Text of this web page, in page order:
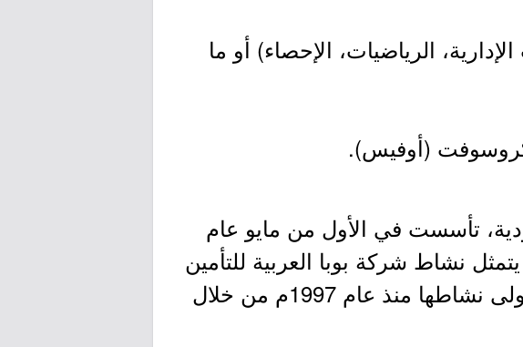
الرياضيات، الإحصاء) أو ما
تأسست في الأول من مايو عام
نشاط شركة بوبا العربية للتأمين
التعاوني في تقديم كافة خدمات التأمين الطبي، حيث بدأت أولى نشاطها منذ عام 1997م من خلال